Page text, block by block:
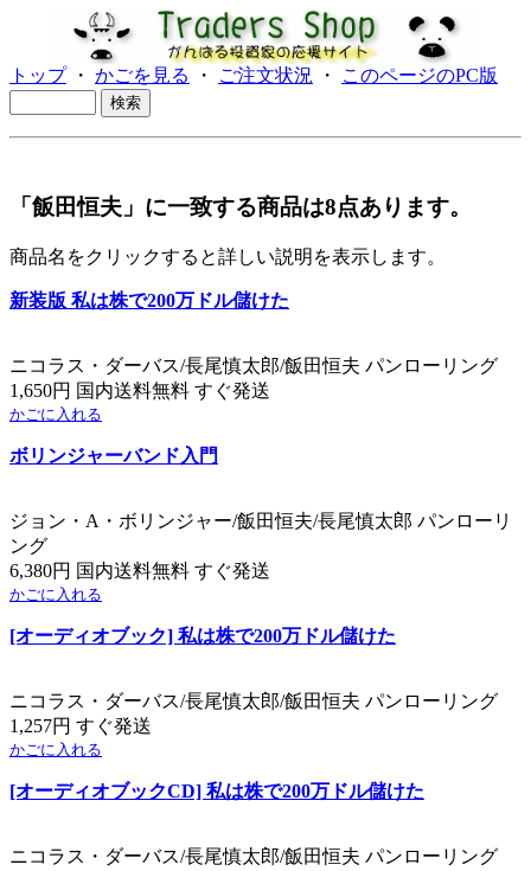
トップ・ かごを見る ・ ご注文状況 ・ このページのPC版
「飯田恒夫」に一致する商品は8点あります。
商品名をクリックすると詳しい説明を表示します。
新装版 私は株で200万ドル儲けた
ニコラス・ダーバス/長尾慎太郎/飯田恒夫 パンローリング
1,650円 国内送料無料 すぐ発送
かごに入れる
ボリンジャーバンド入門
ジョン・A・ボリンジャー/飯田恒夫/長尾慎太郎 パンローリ
ング
6,380円 国内送料無料 すぐ発送
かごに入れる
[オーディオブック] 私は株で200万ドル儲けた
ニコラス・ダーバス/長尾慎太郎/飯田恒夫 パンローリング
1,257円 すぐ発送
かごに入れる
[オーディオブックCD] 私は株で200万ドル儲けた
ニコラス・ダーバス/長尾慎太郎/飯田恒夫 パンローリング